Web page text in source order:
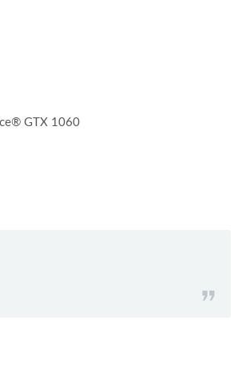
GTX 1060